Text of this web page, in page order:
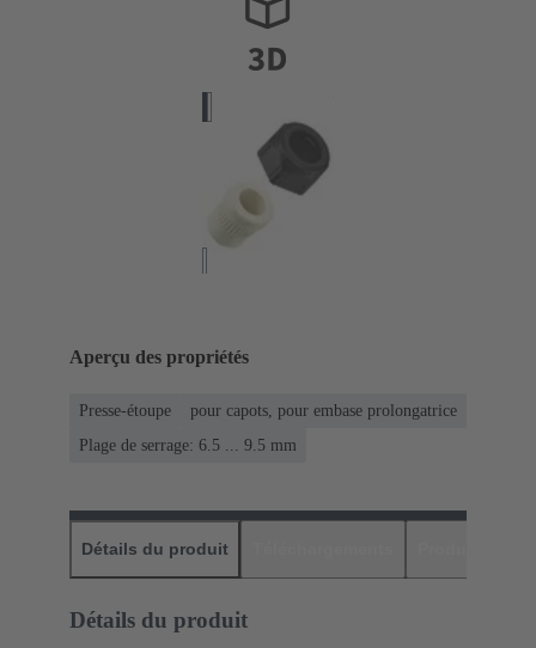
Aperçu des propriétés
Presse-étoupe
pour capots, pour embase prolongatrice
Plage de serrage: 6.5 ... 9.5 mm
Détails du produit
Détails du produit